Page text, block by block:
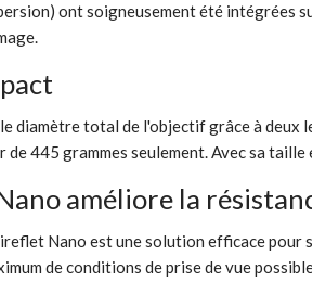
ont soigneusement été intégrées
diamètre total de l'objectif grâce à
445 grammes seulement. Avec sa
améliore la
Nano est une solution efficace
de conditions de prise de vue